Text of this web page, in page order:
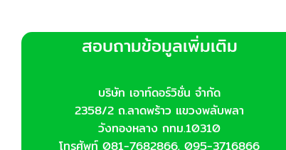
สอบถามข้อมูลเพิ่มเติม
บริษัท เอาท์ดอร์วิชั่น จำกัด
2358/2 ถ.ลาดพร้าว แขวงพลับพลา
วังทองหลาง กทม.10310
โทรศัพท์ 081-7682866, 095-3716866